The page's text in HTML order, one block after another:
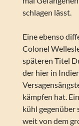
schlagen lässt.
Eine ebenso
Colonel
späteren Titel
der hier in
kämpfen hat.
kühl gegenüber
weit von dem